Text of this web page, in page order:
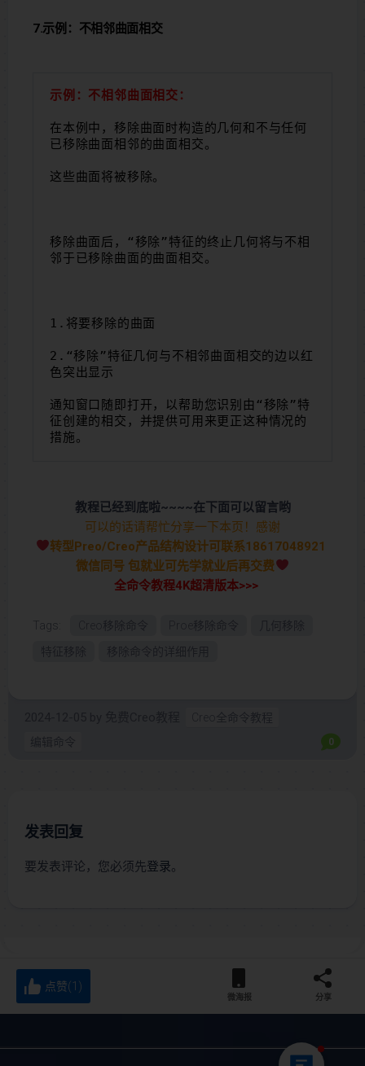
7.示例：不相邻曲面相交
示例：不相邻曲面相交：
在本例中，移除曲面时构造的几何和不与任何
已移除曲面相邻的曲面相交。
这些曲面将被移除。
移除曲面后，“移除”特征的终止几何将与不相
邻于已移除曲面的曲面相交。
1.将要移除的曲面
2.“移除”特征几何与不相邻曲面相交的边以红
色突出显示
通知窗口随即打开，以帮助您识别由“移除”特
征创建的相交，并提供可用来更正这种情况的
措施。
教程已经到底啦~~~~在下面可以留言哟
可以的话请帮忙分享一下本页！感谢
转型Preo/Creo产品结构设计可联系18617048921
微信同号 包就业可先学就业后再交费
全命令教程4K超清版本>>>
Tags:
Creo全命令教程
编辑命令
0
发表回复
要发表评论，您必须先登录。
点赞(1)
微海报 分享